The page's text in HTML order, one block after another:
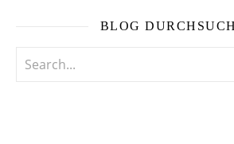
BLOG